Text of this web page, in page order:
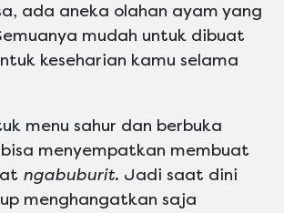
ada aneka olahan ayam yang
mudah untuk dibuat
keseharian kamu selama
menu sahur dan berbuka
menyempatkan membuat
ngabuburit. Jadi saat dini
menghangatkan saja